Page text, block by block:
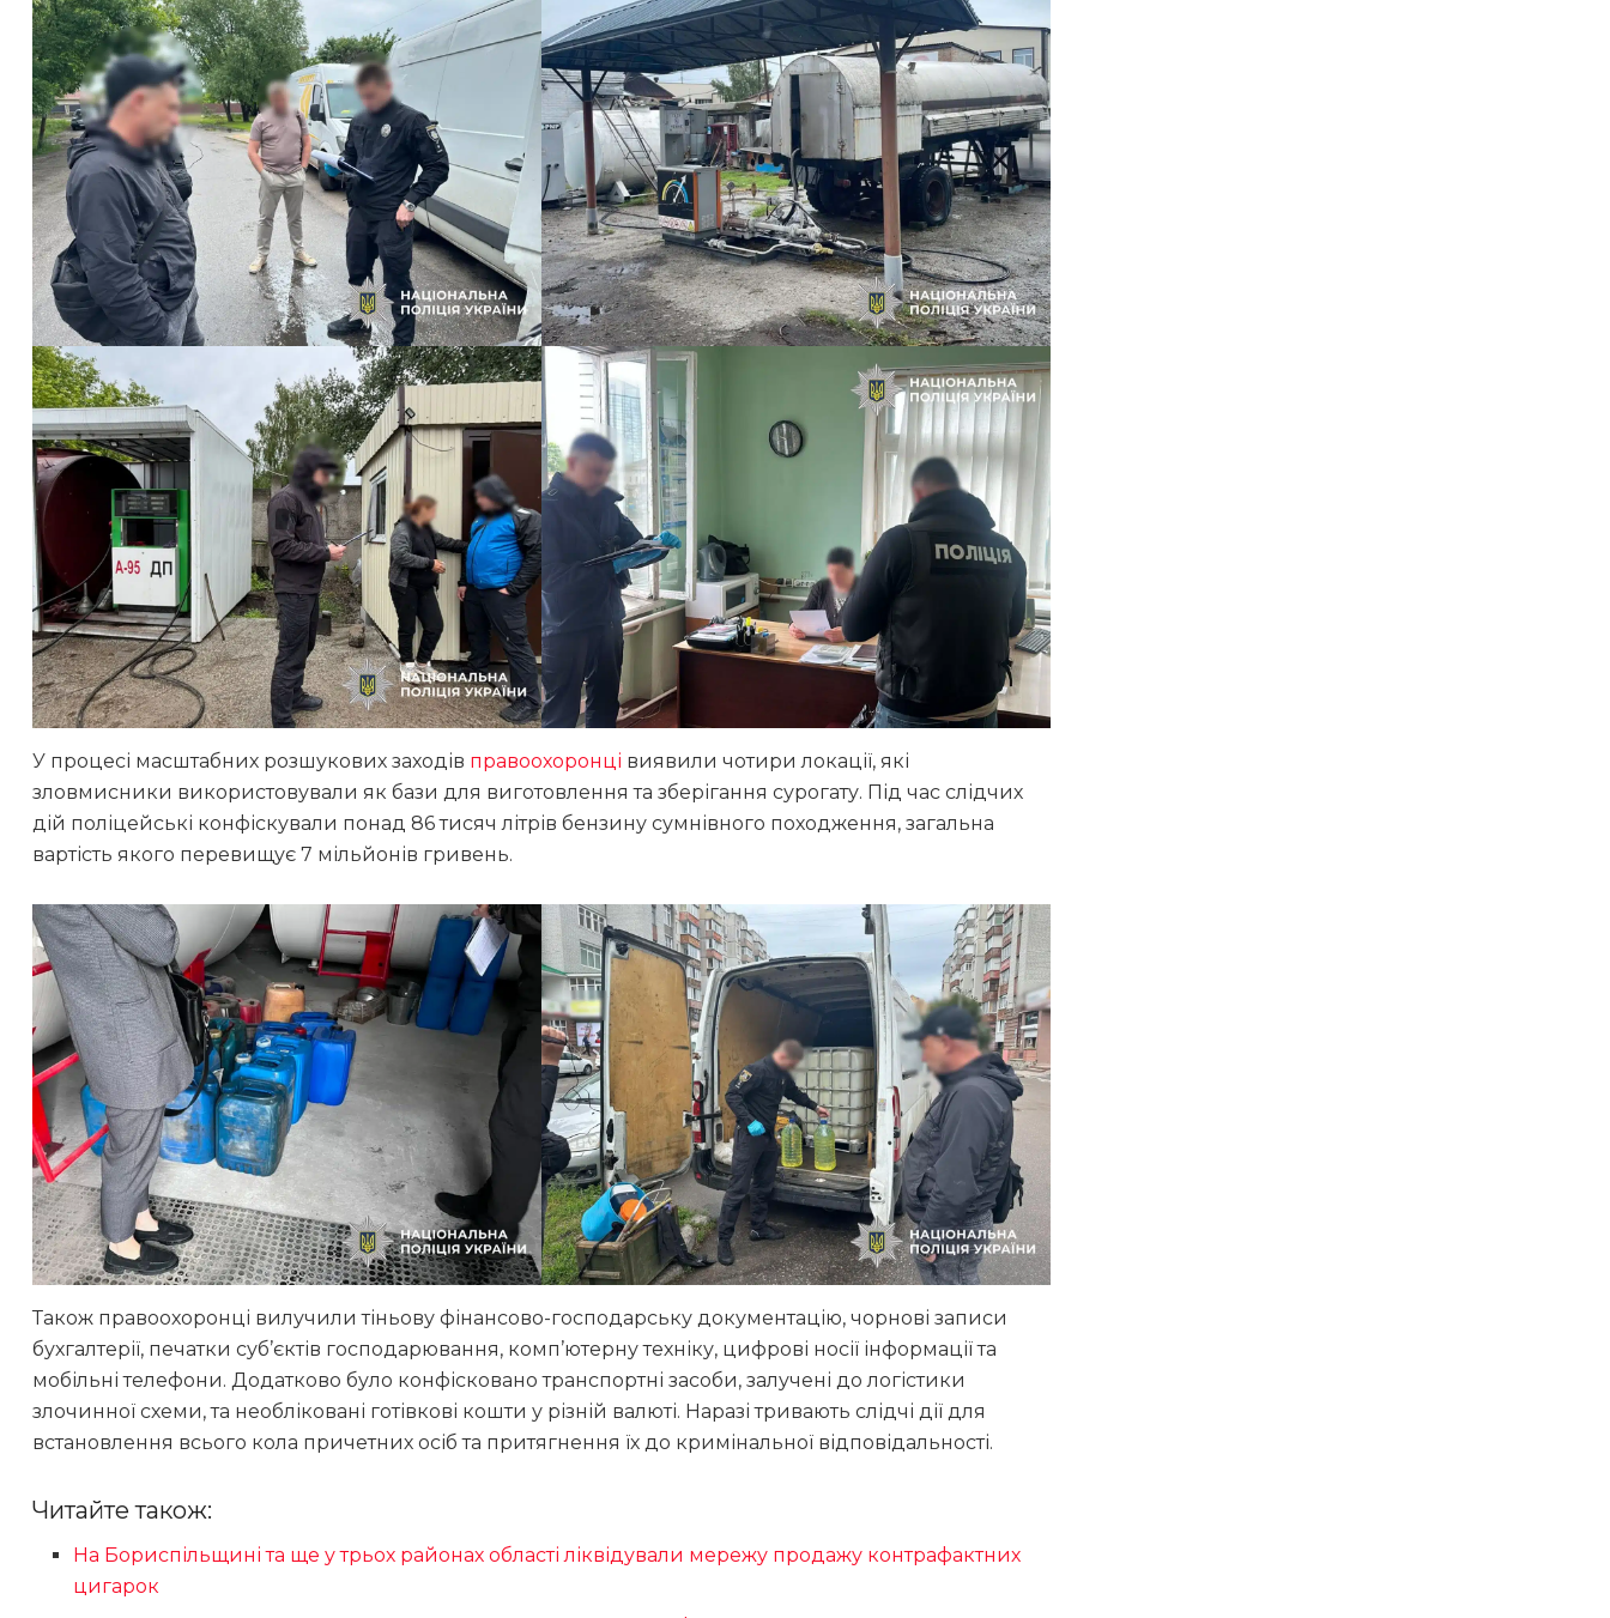
У процесі масштабних розшукових заходів правоохоронці виявили чотири локації, які
зловмисники використовували як бази для виготовлення та зберігання сурогату. Під час слідчих
дій поліцейські конфіскували понад 86 тисяч літрів бензину сумнівного походження, загальна
вартість якого перевищує 7 мільйонів гривень.
Також правоохоронці вилучили тіньову фінансово-господарську документацію, чорнові записи
бухгалтерії, печатки суб’єктів господарювання, комп’ютерну техніку, цифрові носії інформації та
мобільні телефони. Додатково було конфісковано транспортні засоби, залучені до логістики
злочинної схеми, та необліковані готівкові кошти у різній валюті. Наразі тривають слідчі дії для
встановлення всього кола причетних осіб та притягнення їх до кримінальної відповідальності.
Читайте також:
На Бориспільщині та ще у трьох районах області ліквідували мережу продажу контрафактних
цигарок